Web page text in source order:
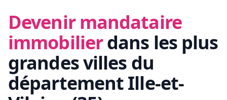
Devenir mandataire
immobilierdans les plus
grandes villes du
départementIlle-et-